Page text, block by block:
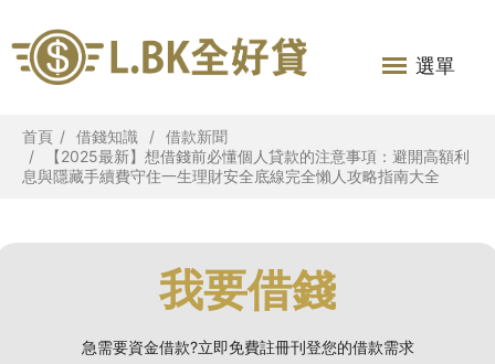
選單
首頁 借錢知識
借款新聞
【2025最新】想借錢前必懂個人貸款的注意事項：避開高額利
息與隱藏手續費守住一生理財安全底線完全懶人攻略指南大全
我要借錢
急需要資金借款?立即免費註冊刊登您的借款需求